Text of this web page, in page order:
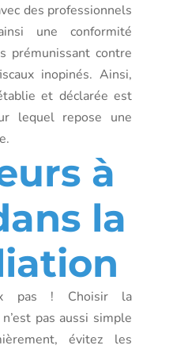
des professionnels
une conformité
prémunissant contre
inopinés. Ainsi,
et déclarée est
lequel repose une
à
la
pas ! Choisir la
pas aussi simple
évitez les